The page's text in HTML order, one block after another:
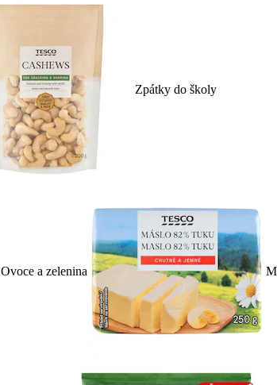
Zpátky do školy
Ovoce a zelenina